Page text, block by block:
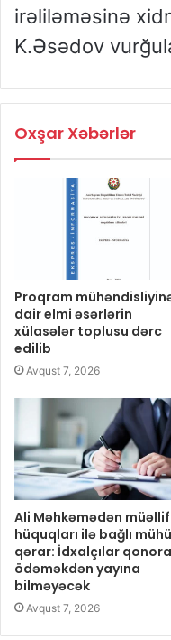
irəliləməsinə
K.Əsədov
Oxşar Xəbərlər
Proqram
dair elmi əsərlərin
xülasələr toplusu dərc
edilib
Avqust 7, 2026
Ali Məhkəmədən müəllif
hüquqları ilə bağlı
qərar: İdxalçılar
ödəməkdən yayına
bilməyəcək
Avqust 7, 2026